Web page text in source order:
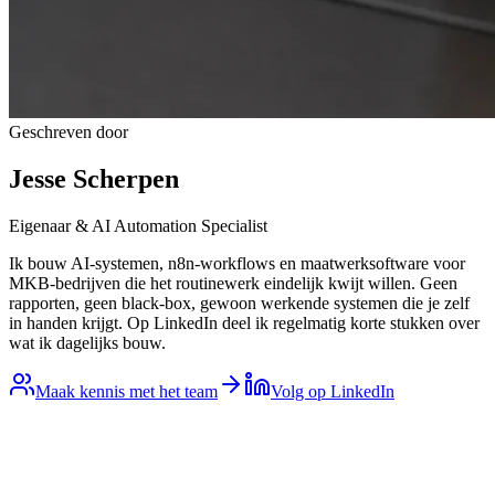
Geschreven door
Jesse Scherpen
Eigenaar & AI Automation Specialist
Ik bouw AI-systemen, n8n-workflows en maatwerksoftware voor
MKB-bedrijven die het routinewerk eindelijk kwijt willen. Geen
rapporten, geen black-box, gewoon werkende systemen die je zelf
in handen krijgt. Op LinkedIn deel ik regelmatig korte stukken over
wat ik dagelijks bouw.
Maak kennis met het team Volg op LinkedIn